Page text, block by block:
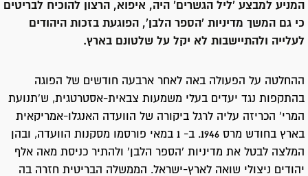
המניע למבצע 'ליל הגשרים' היה, איפוא, הרצון להוכיח לבריטים
כי גם המשך מדיניות 'הספר הלבן', הפוגעת בזכות היהודים
לעלייה ולהתיישבות לא יקל על שלטונם בארץ.
ההחלטה על הפעולה באה לאחר ארבעה חודשים של הפוגה
בהתקפות נגד יעדים בעלי משמעות צבאית-אסטרטגית, ש'תנועת
המרי' הכריזה עליה לרגל ביקורה של הוועדה האנגלו-אמריקאית
בארץ בחודש מרס 1946. ב- 1 במאי פורסמו מסקנות הוועדה, ובהן
המלצה לבטל את מדיניות 'הספר הלבן' ולהתיר כניסת מאה אלף
יהודים ניצולי שואה לארץ-ישראל. הממשלה הבריטית חזרה בה